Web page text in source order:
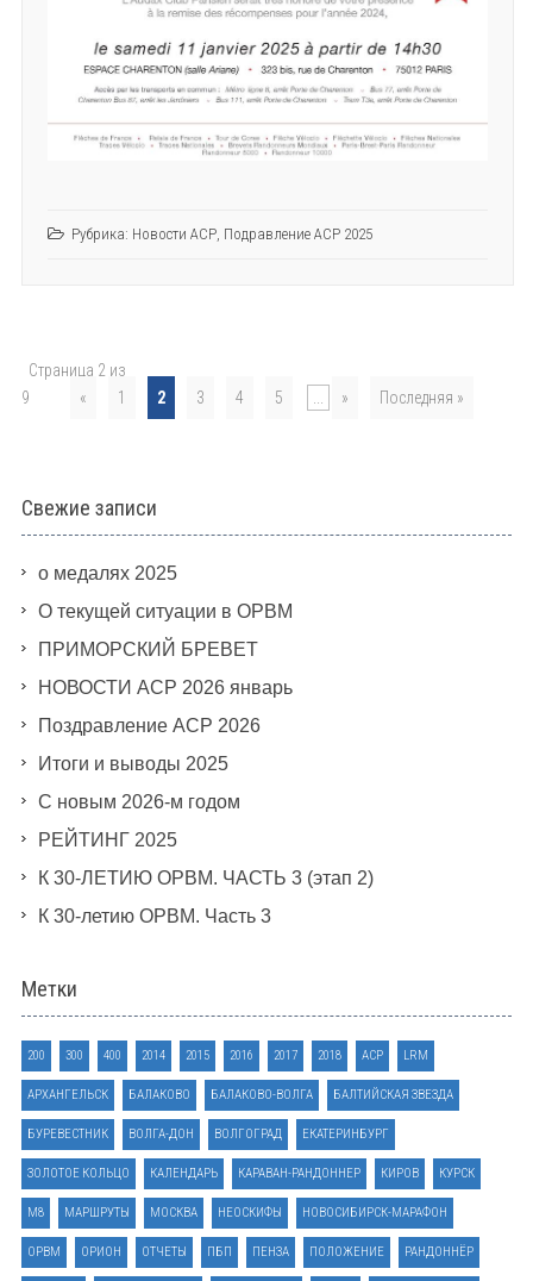
Рубрика: Новости АСР, Подравление АСР 2025
Страница 2 из
9
« 1 2 3 4 5 » Последняя »
Свежие записи
о медалях 2025
О текущей ситуации в ОРВМ
ПРИМОРСКИЙ БРЕВЕТ
НОВОСТИ АСР 2026 январь
Поздравление АСР 2026
Итоги и выводы 2025
С новым 2026-м годом
РЕЙТИНГ 2025
К 30-ЛЕТИЮ ОРВМ. ЧАСТЬ 3 (этап 2)
К 30-летию ОРВМ. Часть 3
Метки
200 300 400 2014 2015 2016 2017 2018 ACP LRM
АРХАНГЕЛЬСК БАЛАКОВО БАЛАКОВО-ВОЛГА БАЛТИЙСКАЯ ЗВЕЗДА
БУРЕВЕСТНИК ВОЛГА-ДОН ВОЛГОГРАД ЕКАТЕРИНБУРГ
ЗОЛОТОЕ КОЛЬЦО КАЛЕНДАРЬ КАРАВАН-РАНДОННЕР КИРОВ КУРСК
М8 МАРШРУТЫ МОСКВА НЕОСКИФЫ НОВОСИБИРСК-МАРАФОН
ОРВМ ОРИОН ОТЧЕТЫ ПБП ПЕНЗА ПОЛОЖЕНИЕ РАНДОННЁР